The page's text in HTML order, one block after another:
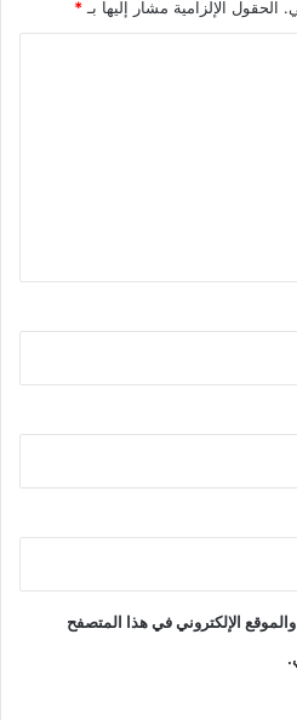
الحقول الإلزامية مشار إليها بـ*
الإلكتروني في هذا المتصفح